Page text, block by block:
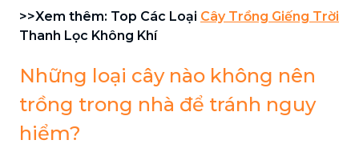
>>Xem thêm: Top Các Loại Cây Trồng Giếng Trời
Thanh Lọc Không Khí
Những loại cây nào không nên
trồng trong nhà để tránh nguy
hiểm?